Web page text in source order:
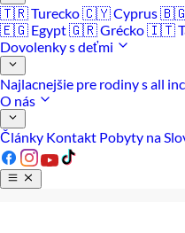
🇹🇷 Turecko🇨🇾 Cyprus🇧🇬
🇪🇬 Egypt🇬🇷 Grécko🇮🇹
Dovolenky s deťmi
Najlacnejšie pre rodiny s all
O nás
Články Kontakt Pobyty na